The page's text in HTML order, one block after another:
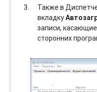
Также в
вкладку
записи,
сторонних